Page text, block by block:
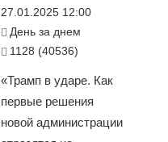
27.01.2025 12:00
День за днем
1128 (40536)
«Трамп в ударе. Как
первые решения
новой администрации